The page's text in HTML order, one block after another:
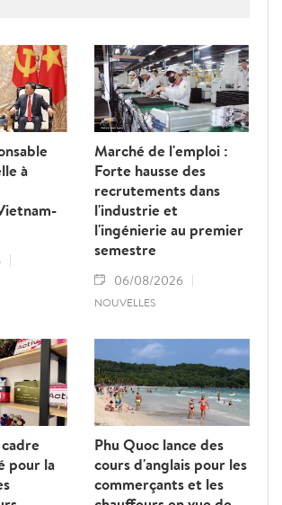
proposé plusieurs mesures
la gestion de l’État, à
les fraudes et à mieux
droits et les intérêts légitimes
à
Marché de l'emploi :
Forte hausse des
recrutements dans
l'industrie et
l'ingénierie au premier
semestre
06/08/2026
NOUVELLES
pour la
Phu Quoc lance des
cours d'anglais pour les
commerçants et les